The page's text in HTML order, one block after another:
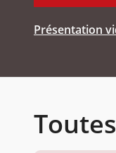
Présentation